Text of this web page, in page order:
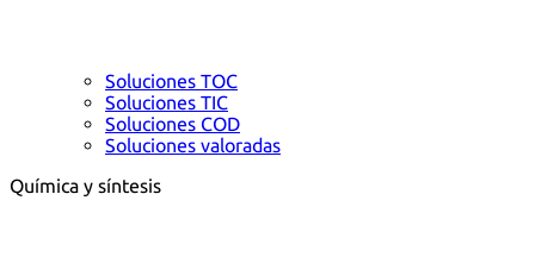
Soluciones TOC
Soluciones TIC
Soluciones COD
Soluciones valoradas
Química y síntesis